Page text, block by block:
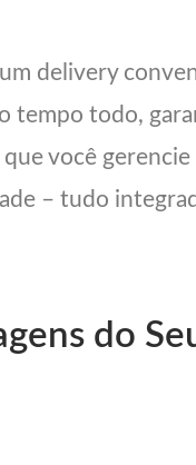
delivery
tempo todo,
você
– tudo
do